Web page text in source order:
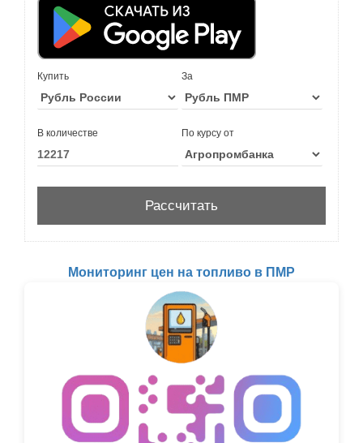
Купить За
В количестве По курсу от
Мониторинг цен на топливо в ПМР